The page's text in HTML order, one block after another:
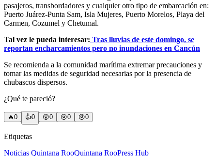
pasajeros, transbordadores y cualquier otro tipo de embarcación en:
Puerto Juárez-Punta Sam, Isla Mujeres, Puerto Morelos, Playa del
Carmen, Cozumel y Chetumal.
Tal vez le pueda interesar: Tras lluvias de este domingo, se
reportan encharcamientos pero no inundaciones en Cancún
Se recomienda a la comunidad marítima extremar precauciones y
tomar las medidas de seguridad necesarias por la presencia de
chubascos dispersos.
¿Qué te pareció?
🔥0 👍0 😲0 😢0 😠0
Etiquetas
Noticias Quintana RooQuintana RooPress Hub